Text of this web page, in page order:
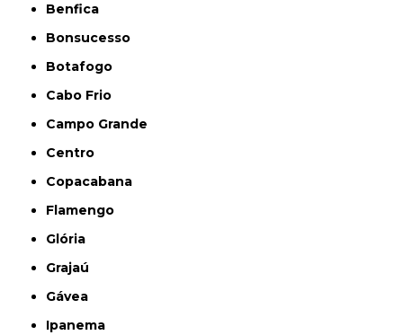
Benfica
Bonsucesso
Botafogo
Cabo Frio
Campo Grande
Centro
Copacabana
Flamengo
Glória
Grajaú
Gávea
Ipanema